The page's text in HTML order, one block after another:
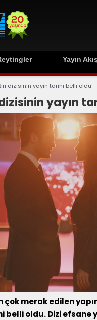
Yayın
dizisinin yayın tarihi belli oldu
yayın
çok merak edilen
belli oldu. Dizi efsane